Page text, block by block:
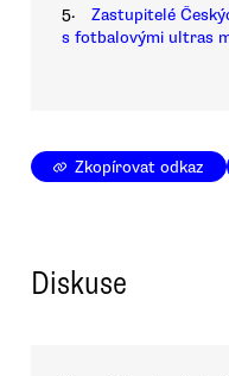
5.
Zastupitelé
s fotbalovými ultras
Zkopírovat odkaz
Diskuse